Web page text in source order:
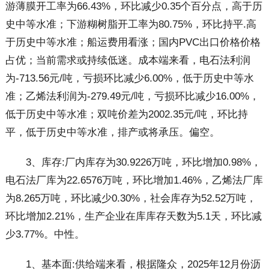
游薄膜开工率为66.43%，环比减少0.35个百分点，高于历
史中等水准；下游糊树脂开工率为80.75%，环比持平.高
于历史中等水准；船运费用看涨；国内PVC出口价格价格
占优；当前需求或持续低迷。成本端来看，电石法利润
为-713.56元/吨，亏损环比减少6.00%，低于历史中等水
准；乙烯法利润为-279.49元/吨，亏损环比减少16.00%，
低于历史中等水准；双吨价差为2002.35元/吨，环比持
平，低于历史中等水准，排产或将承压。偏空。
3、库存:厂内库存为30.9226万吨，环比增加0.98%，
电石法厂库为22.6576万吨，环比增加1.46%，乙烯法厂库
为8.265万吨，环比减少0.30%，社会库存为52.52万吨，
环比增加2.21%，生产企业在库库存天数为5.1天，环比减
少3.77%。中性。
1、基本面:供给端来看，根据隆众，2025年12月份沥